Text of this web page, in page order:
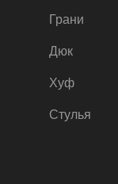
Грани
Дюк
Хуф
Стулья